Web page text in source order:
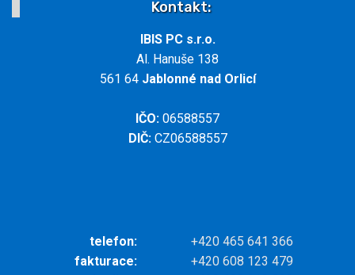
Kontakt:
IBIS PC s.r.o.
Al. Hanuše 138
561 64 Jablonné nad Orlicí
IČO: 06588557
DIČ:CZ06588557
telefon:
+420 465 641 366
fakturace:
+420 608 123 479